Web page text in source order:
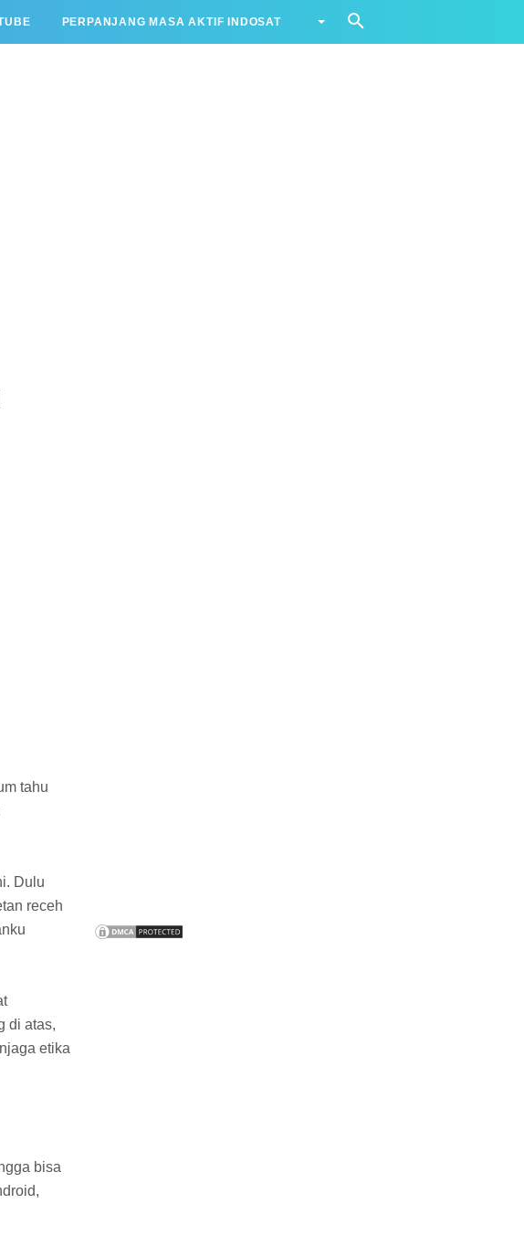
PERPANJANG MASA AKTIF INDOSAT
tahu
Dulu
receh
di atas,
etika
bisa